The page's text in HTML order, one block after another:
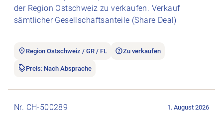
der Region Ostschweiz zu verkaufen. Verkauf
sämtlicher Gesellschaftsanteile (Share Deal)
Region Ostschweiz / GR / FL Zu verkaufen
Preis: Nach Absprache
Nr. CH-500289 1. August 2026